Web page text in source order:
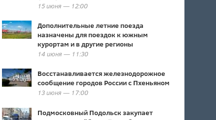
15 июня — 12:00
Дополнительные летние поезда
назначены для поездок к южным
курортам и в другие регионы
14 июня — 11:30
Восстанавливается железнодорожное
сообщение городов России с Пхеньяном
13 июня — 17:00
Подмосковный Подольск закупает